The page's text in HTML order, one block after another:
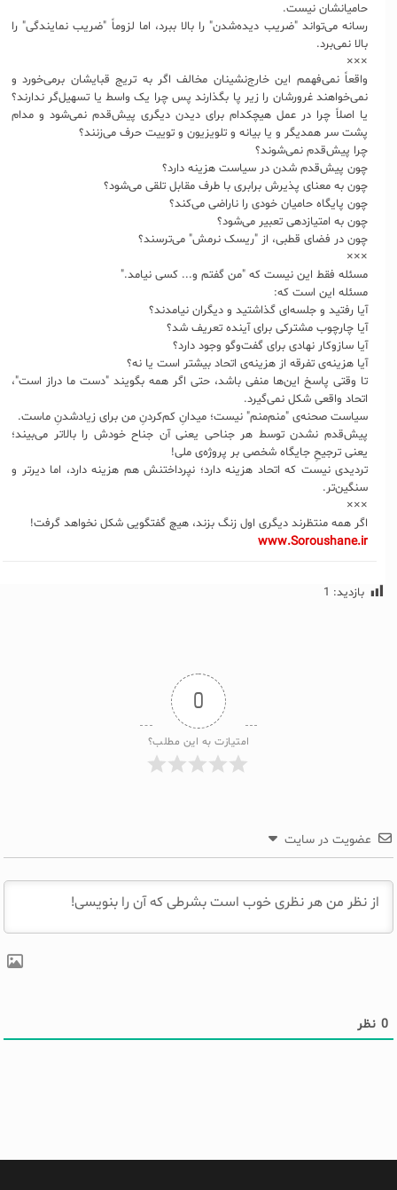
حامیانشان نیست.
رسانه می‌تواند "ضریب دیده‌شدن" را بالا ببرد، اما لزوماً "ضریب نمایندگی" را
بالا نمی‌برد.
×××
واقعاً نمی‌فهمم این خارج‌نشینان مخالف اگر به تریج قبایشان برمی‌خورد و
نمی‌خواهند غرورشان را زیر پا بگذارند پس چرا یک واسط یا تسهیل‌گر ندارند؟
یا اصلاً چرا در عمل هیچکدام برای دیدن دیگری پیش‌قدم نمی‌شود و مدام
پشت سر همدیگر و یا بیانه و تلویزیون و توییت حرف می‌زنند؟
چرا پیش‌قدم نمی‌شوند؟
چون پیش‌قدم شدن در سیاست هزینه دارد؟
چون به معنای پذیرش برابری با طرف مقابل تلقی می‌شود؟
چون پایگاه حامیان خودی را ناراضی می‌کند؟
چون به امتیازدهی تعبیر می‌شود؟
چون در فضای قطبی، از "ریسک نرمش" می‌ترسند؟
×××
مسئله فقط این نیست که "من گفتم و... کسی نیامد."
مسئله این است که:
آیا رفتید و جلسه‌ای گذاشتید و دیگران نیامدند؟
آیا چارچوب مشترکی برای آینده تعریف شد؟
آیا سازوکار نهادی برای گفت‌وگو وجود دارد؟
آیا هزینه‌ی تفرقه از هزینه‌ی اتحاد بیشتر است یا نه؟
تا وقتی پاسخ این‌ها منفی باشد، حتی اگر همه بگویند "دست ما دراز است"،
اتحاد واقعی شکل نمی‌گیرد.
سیاست صحنه‌ی "منم‌منم" نیست؛ میدانِ کم‌کردنِ من برای زیادشدنِ ماست.
پیش‌قدم نشدن توسط هر جناحی یعنی آن جناح خودش را بالاتر می‌بیند؛
یعنی ترجیحِ جایگاه شخصی بر پروژه‌ی ملی!
تردیدی نیست که اتحاد هزینه دارد؛ نپرداختنش هم هزینه دارد، اما دیرتر و
سنگین‌تر.
×××
اگر همه منتظرند دیگری اول زنگ بزند، هیچ‌ گفتگویی شکل نخواهد گرفت!
www.Soroushane.ir
بازدید: 1
0
امتیازت به این مطلب؟
عضویت در سایت
0 نظر